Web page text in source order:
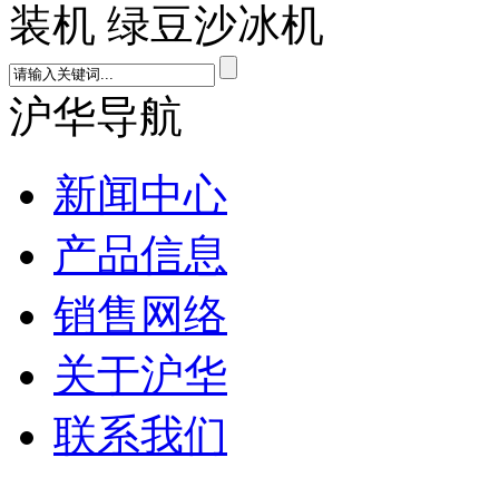
装机 绿豆沙冰机
沪华导航
新闻中心
产品信息
销售网络
关于沪华
联系我们